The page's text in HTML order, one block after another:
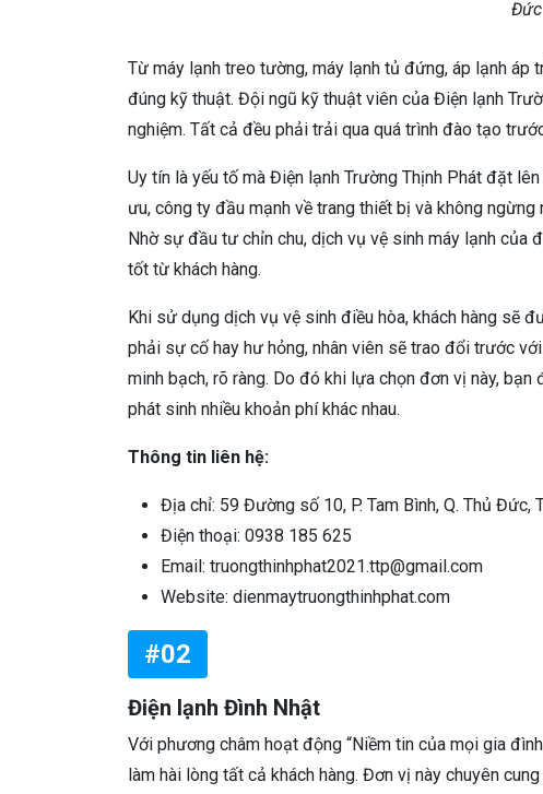
Đức
Từ máy lạnh treo tường, máy lạnh tủ đứng, áp lạnh áp
đúng kỹ thuật. Đội ngũ kỹ thuật viên của Điện lạnh
nghiệm. Tất cả đều phải trải qua quá trình đào tạo
Uy tín là yếu tố mà Điện lạnh Trường Thịnh Phát đặt
ưu, công ty đầu mạnh về trang thiết bị và không
Nhờ sự đầu tư chỉn chu, dịch vụ vệ sinh máy lạnh của
tốt từ khách hàng.
Khi sử dụng dịch vụ vệ sinh điều hòa, khách hàng sẽ
phải sự cố hay hư hỏng, nhân viên sẽ trao đổi trước
minh bạch, rõ ràng. Do đó khi lựa chọn đơn vị này,
phát sinh nhiều khoản phí khác nhau.
Thông tin liên hệ:
Địa chỉ: 59 Đường số 10, P. Tam Bình, Q. Thủ Đức,
Điện thoại: 0938 185 625
Email: truongthinhphat2021.ttp@gmail.com
Website: dienmaytruongthinhphat.com
#02
Điện lạnh Đình Nhật
Với phương châm hoạt động “Niềm tin của mọi gia
làm hài lòng tất cả khách hàng. Đơn vị này chuyên